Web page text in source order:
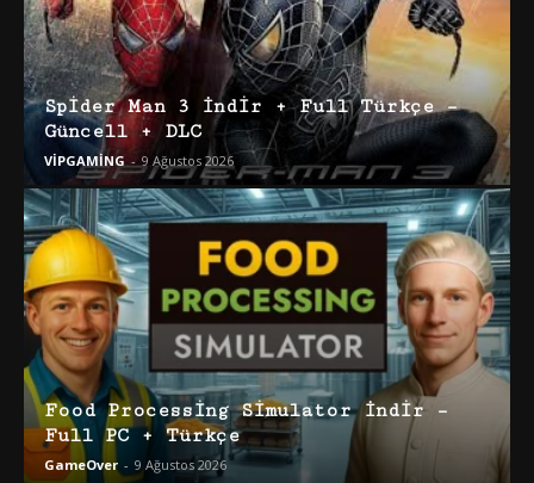
Spider Man 3 İndir + Full Türkçe –
Güncell + DLC
VİPGAMİNG - 9 Ağustos 2026
Food Processing Simulator İndir –
Full PC + Türkçe
GameOver - 9 Ağustos 2026